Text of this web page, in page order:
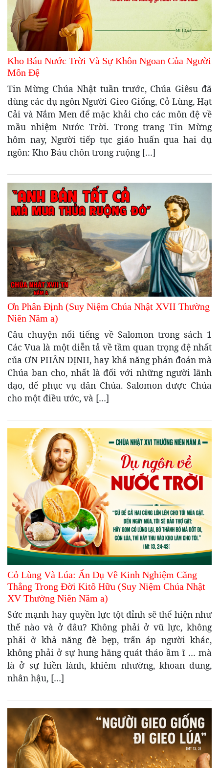
Kho Báu Nước Trời Và Sự Khôn Ngoan Của Người
Môn Đệ
Tin Mừng Chúa Nhật tuần trước, Chúa Giêsu đã
dùng các dụ ngôn Người Gieo Giống, Cỏ Lùng, Hạt
Cải và Nắm Men để mặc khải cho các môn đệ về
mầu nhiệm Nước Trời. Trong trang Tin Mừng
hôm nay, Người tiếp tục giáo huấn qua hai dụ
ngôn: Kho Báu chôn trong ruộng […]
Ơn Phân Định (Suy Niệm Chúa Nhật XVII Thường
Niên Năm a)
Câu chuyện nổi tiếng về Salomon trong sách 1
Các Vua là một diễn tả về tầm quan trọng đệ nhất
của ƠN PHÂN ĐỊNH, hay khả năng phán đoán mà
Chúa ban cho, nhất là đối với những người lãnh
đạo, để phục vụ dân Chúa. Salomon được Chúa
cho một điều ước, và […]
Cỏ Lùng Và Lúa: Ẩn Dụ Về Kinh Nghiệm Căng
Thẳng Trong Đời Kitô Hữu (Suy Niệm Chúa Nhật
XV Thường Niên Năm a)
Sức mạnh hay quyền lực tột đỉnh sẽ thể hiện như
thế nào và ở đâu? Không phải ở vũ lực, không
phải ở khả năng đè bẹp, trấn áp người khác,
không phải ở sự hung hăng quát tháo ầm ĩ … mà
là ở sự hiền lành, khiêm nhường, khoan dung,
nhân hậu, […]